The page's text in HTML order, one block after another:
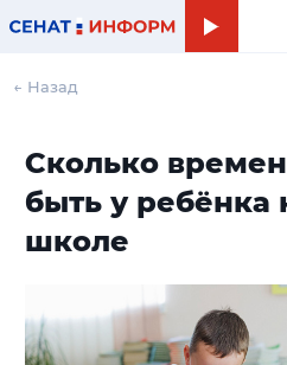
← Назад
Сколько
быть у ребёнка
школе